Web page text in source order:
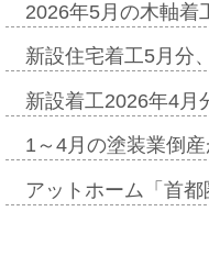
2026年5月の木軸
新設住宅着工5月分
新設着工2026年4
1～4月の塗装業倒
アットホーム「首